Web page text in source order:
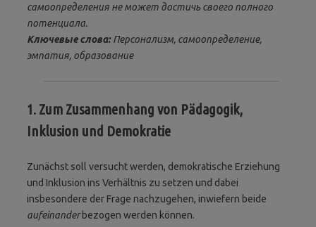
самоопределения не может достичь своего полного
потенциала.
Ключевые слова:Персонализм, самоопределение,
эмпатия, образование
1. Zum Zusammenhang von Pädagogik,
Inklusion und Demokratie
Zunächst soll versucht werden, demokratische Erziehung
und Inklusion ins Verhältnis zu setzen und dabei
insbesondere der Frage nachzugehen, inwiefern beide
aufeinanderbezogen werden können.